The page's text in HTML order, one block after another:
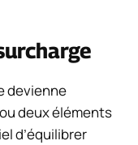
devienne
deux éléments
d’équilibrer